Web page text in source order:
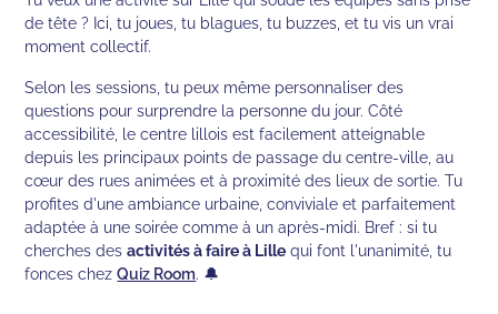
de tête ? Ici, tu joues, tu blagues, tu buzzes, et tu vis un vrai
moment collectif.
Selon les sessions, tu peux même personnaliser des
questions pour surprendre la personne du jour. Côté
accessibilité, le centre lillois est facilement atteignable
depuis les principaux points de passage du centre-ville, au
cœur des rues animées et à proximité des lieux de sortie. Tu
profites d'une ambiance urbaine, conviviale et parfaitement
adaptée à une soirée comme à un après-midi. Bref : si tu
cherches desactivités à faire à Lille qui font l'unanimité, tu
fonces chezQuiz Room. 🔔